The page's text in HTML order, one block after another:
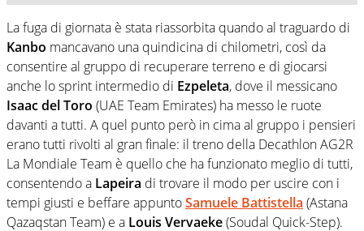
La fuga di giornata è stata riassorbita quando al traguardo di
Kanbo mancavano una quindicina di chilometri, così da
consentire al gruppo di recuperare terreno e di giocarsi
anche lo sprint intermedio di Ezpeleta, dove il messicano
Isaac del Toro (UAE Team Emirates) ha messo le ruote
davanti a tutti. A quel punto però in cima al gruppo i pensieri
erano tutti rivolti al gran finale: il treno della Decathlon AG2R
La Mondiale Team è quello che ha funzionato meglio di tutti,
consentendo a Lapeira di trovare il modo per uscire con i
tempi giusti e beffare appuntoSamuele Battistella (Astana
Qazaqstan Team) e a Louis Vervaeke(Soudal Quick-Step).